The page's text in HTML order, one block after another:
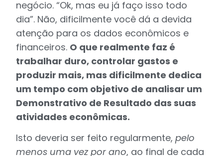
negócio. “Ok, mas eu já faço isso todo
dia”. Não, dificilmente você dá a devida
atenção para os dados econômicos e
financeiros. O que realmente faz é
trabalhar duro, controlar gastos e
produzir mais, mas dificilmente dedica
um tempo com objetivo de analisar um
Demonstrativo de Resultado das suas
atividades econômicas.
Isto deveria ser feito regularmente,pelo
menos uma vez por ano, ao final de cada